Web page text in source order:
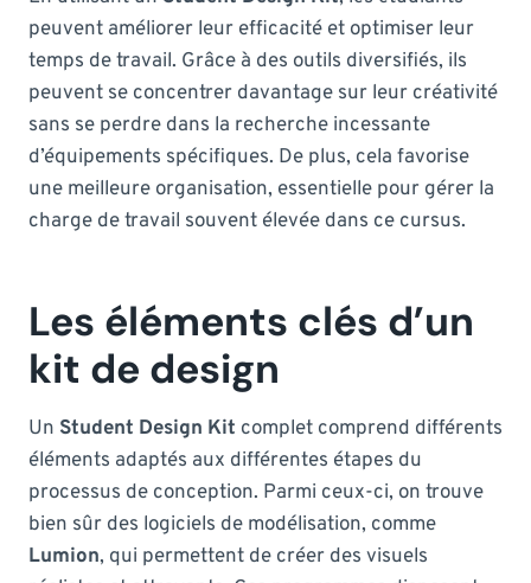
peuvent améliorer leur efficacité et optimiser leur
temps de travail. Grâce à des outils diversifiés, ils
peuvent se concentrer davantage sur leur créativité
sans se perdre dans la recherche incessante
d’équipements spécifiques. De plus, cela favorise
une meilleure organisation, essentielle pour gérer la
charge de travail souvent élevée dans ce cursus.
Les éléments clés d’un
kit de design
Un Student Design Kit complet comprend différents
éléments adaptés aux différentes étapes du
processus de conception. Parmi ceux-ci, on trouve
bien sûr des logiciels de modélisation, comme
Lumion, qui permettent de créer des visuels